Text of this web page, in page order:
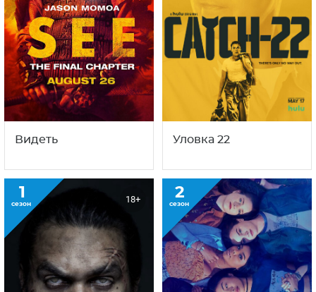
Видеть Уловка 22
1
сезон 18+ 2
сезон